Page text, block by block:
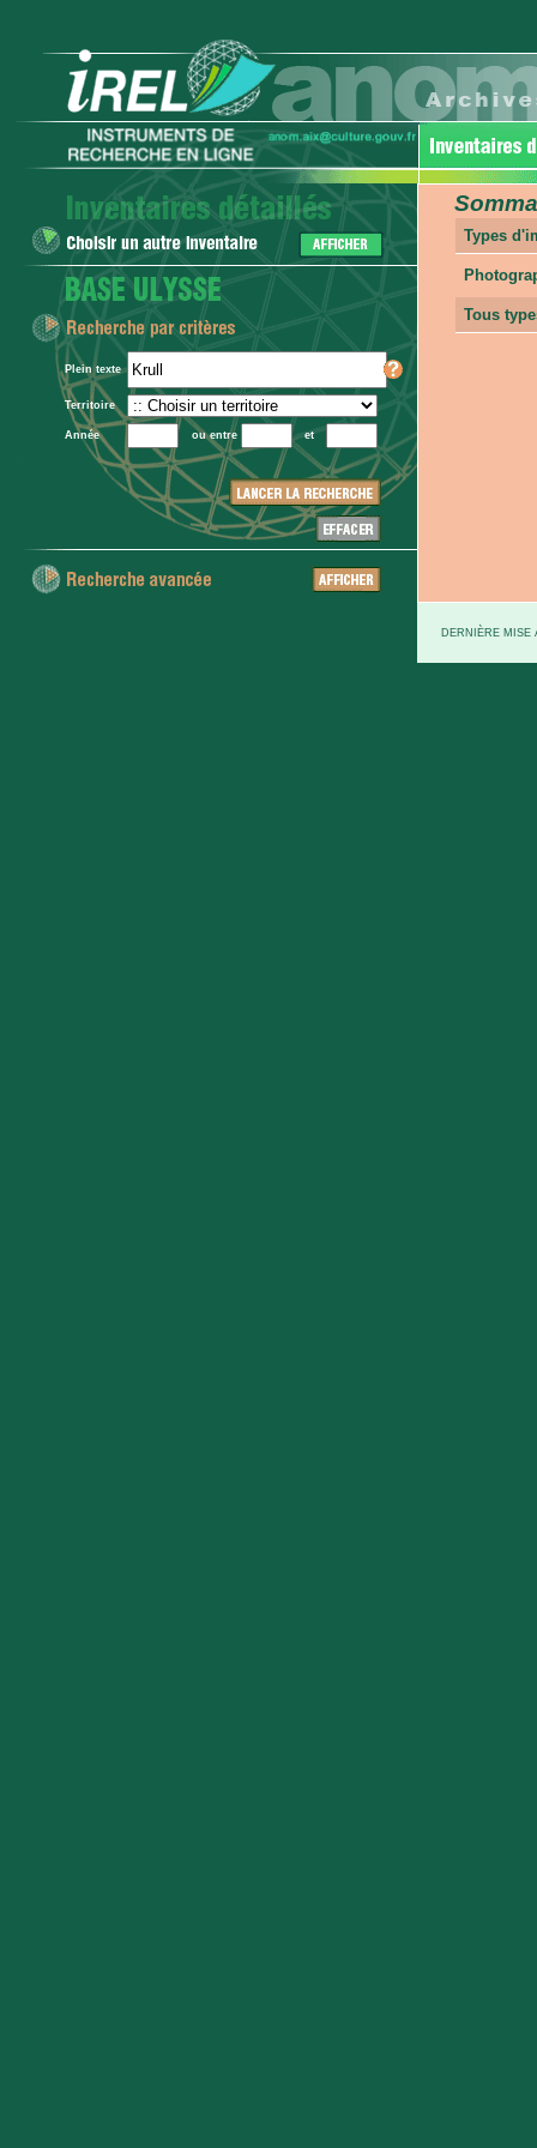
Plein texte
Territoire
Année ou entre et
Types
Tous
DERNIÈRE MISE